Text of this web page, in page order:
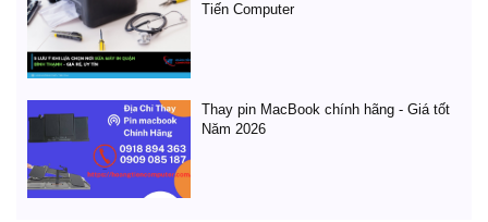
Tiến Computer
Thay pin MacBook chính hãng - Giá tốt
Năm 2026